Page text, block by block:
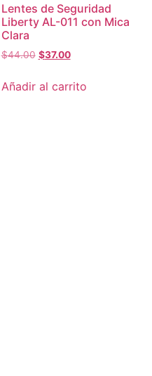
Lentes de Seguridad
Liberty AL-011 con Mica
Clara
$44.00 $37.00
Añadir al carrito